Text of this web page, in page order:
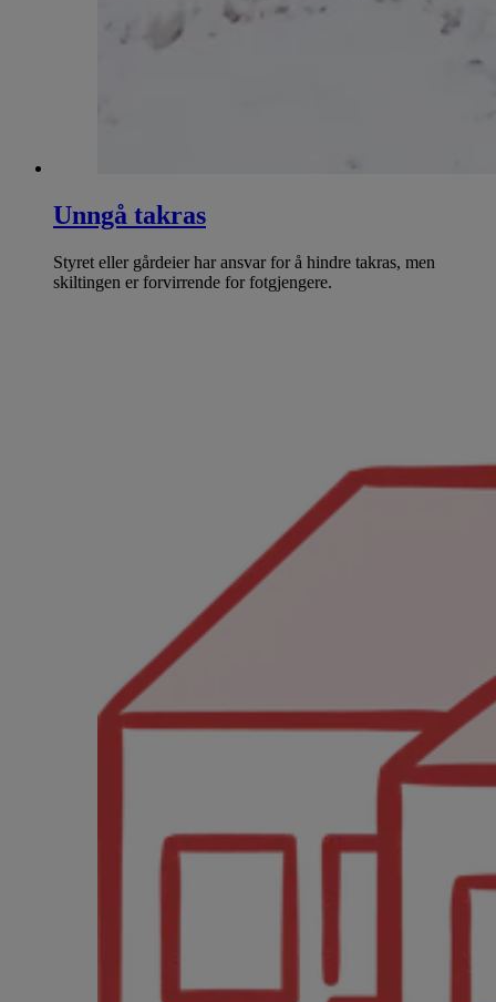
Unngå takras
Styret eller gårdeier har ansvar for å hindre takras, men
skiltingen er forvirrende for fotgjengere.